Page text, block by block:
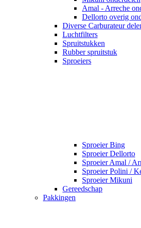
Amal - Arreche
Dellorto overig
Diverse Carburateur
Luchtfilters
Spruitstukken
Rubber spruitstuk
Sproeiers
Sproeier Bing
Sproeier Dellorto
Sproeier Amal /
Sproeier Polini /
Sproeier Mikuni
Gereedschap
Pakkingen